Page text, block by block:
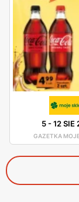
5-12 SIE
GAZETKA